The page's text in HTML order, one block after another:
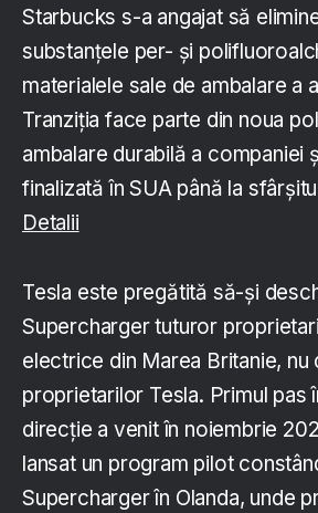
Starbucks s-a angajat să
substanțele per- și
materialele sale de ambalare a
Tranziția face parte din noua
ambalare durabilă a companiei
finalizată în SUA până la
Detalii
Tesla este pregătită să-și
Supercharger tuturor
electrice din Marea Britanie, nu
proprietarilor Tesla. Primul pas
direcție a venit în noiembrie
lansat un program pilot
Supercharger în Olanda, unde